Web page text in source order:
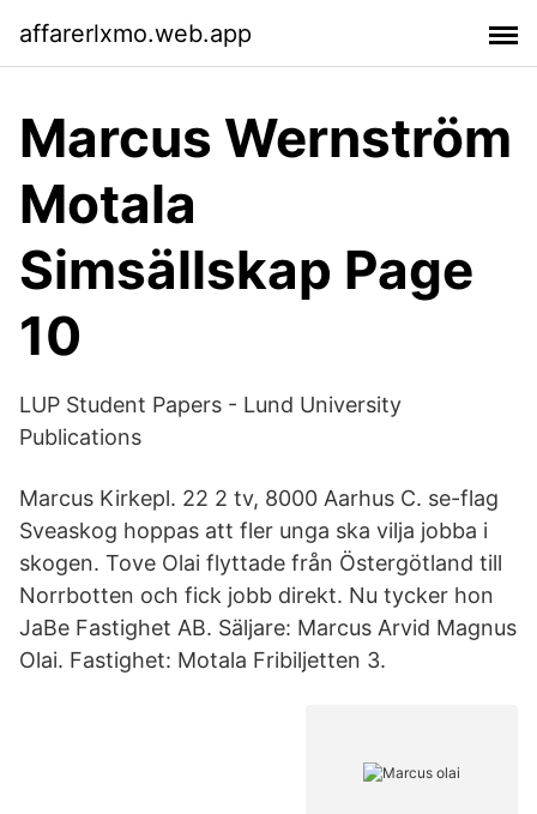
affarerlxmo.web.app
Marcus Wernström
Motala
Simsällskap Page
10
LUP Student Papers - Lund University
Publications
Marcus Kirkepl. 22 2 tv, 8000 Aarhus C. se-flag
Sveaskog hoppas att fler unga ska vilja jobba i
skogen. Tove Olai flyttade från Östergötland till
Norrbotten och fick jobb direkt. Nu tycker hon
JaBe Fastighet AB. Säljare: Marcus Arvid Magnus
Olai. Fastighet: Motala Fribiljetten 3.